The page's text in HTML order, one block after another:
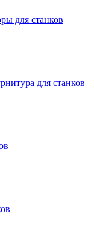
для станков
для станков